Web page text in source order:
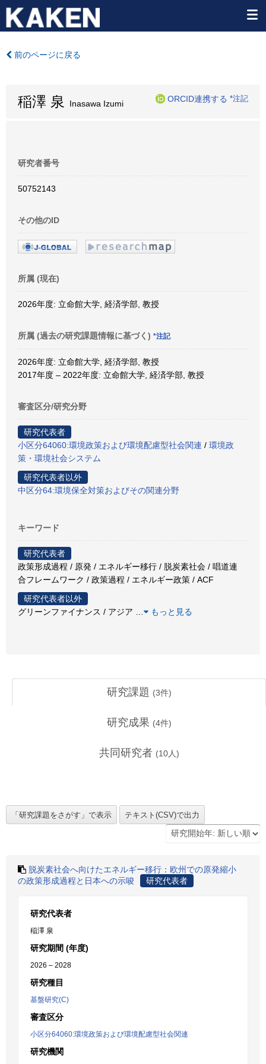
前のページに戻る
稲澤 泉 Inasawa Izumi
ORCID連携する *注記
研究者番号
50752143
その他のID
所属 (現在)
2026年度: 立命館大学, 経済学部, 教授
所属 (過去の研究課題情報に基づく) *注記
2026年度: 立命館大学, 経済学部, 教授
2017年度 – 2022年度: 立命館大学, 経済学部, 教授
審査区分/研究分野
研究代表者
小区分64060:環境政策および環境配慮型社会関連 / 環境政
策・環境社会システム
研究代表者以外
中区分64:環境保全対策およびその関連分野
キーワード
研究代表者
政策形成過程 / 原発 / エネルギー移行 / 脱炭素社会 / 唱道連
合フレームワーク / 政策過程 / エネルギー政策 / ACF
研究代表者以外
グリーンファイナンス / アジア
もっと見る
研究課題 (3件)
研究成果 (4件)
共同研究者 (10人)
脱炭素社会へ向けたエネルギー移行：欧州での原発縮小
の政策形成過程と日本への示唆
研究代表者
研究代表者
稲澤 泉
研究期間 (年度)
2026 – 2028
研究種目
基盤研究(C)
審査区分
小区分64060:環境政策および環境配慮型社会関連
研究機関